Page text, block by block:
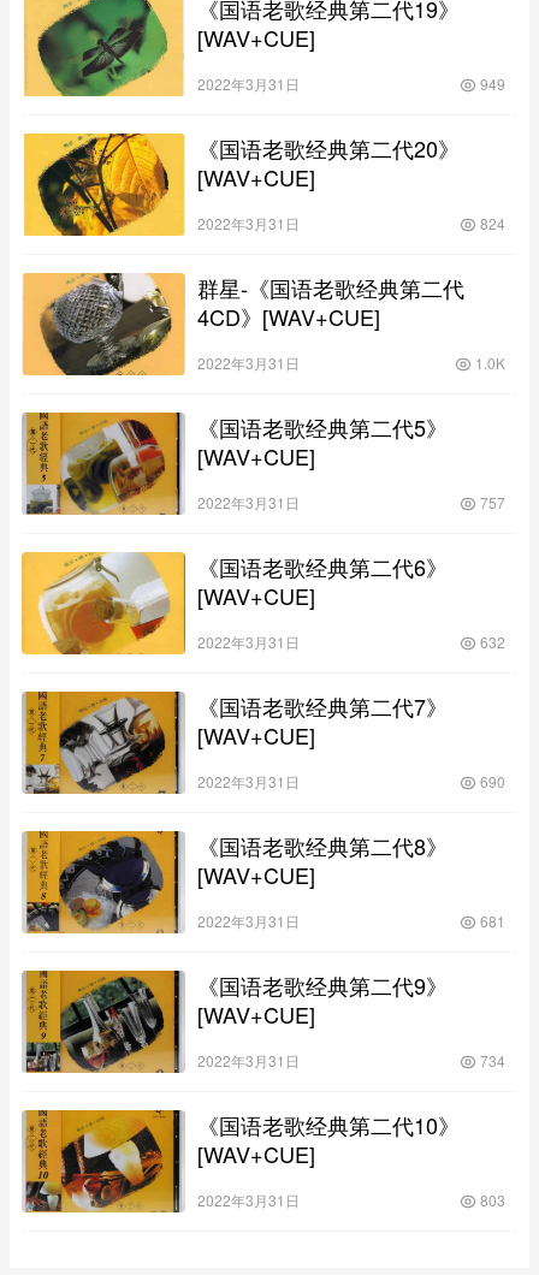
《国语老歌经典第二代19》
[WAV+CUE]
2022年3月31日 949
《国语老歌经典第二代20》
[WAV+CUE]
2022年3月31日 824
群星-《国语老歌经典第二代
4CD》[WAV+CUE]
2022年3月31日 1.0K
《国语老歌经典第二代5》
[WAV+CUE]
2022年3月31日 757
《国语老歌经典第二代6》
[WAV+CUE]
2022年3月31日 632
《国语老歌经典第二代7》
[WAV+CUE]
2022年3月31日 690
《国语老歌经典第二代8》
[WAV+CUE]
2022年3月31日 681
《国语老歌经典第二代9》
[WAV+CUE]
2022年3月31日 734
《国语老歌经典第二代10》
[WAV+CUE]
2022年3月31日 803